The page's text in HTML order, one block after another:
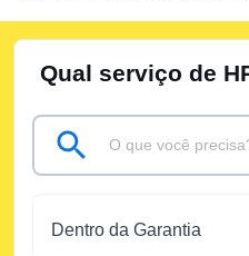
Qual serviço de
Dentro da Garantia